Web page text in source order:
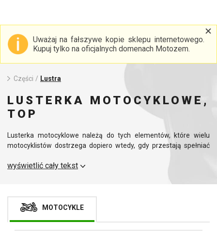
Uważaj na fałszywe kopie sklepu internetowego.
Kupuj tylko na oficjalnych domenach Motozem.
Części / Lustra
LUSTERKA MOTOCYKLOWE,
TOP
Lusterka motocyklowe należą do tych elementów, które wielu
motocyklistów dostrzega dopiero wtedy, gdy przestają spełniać
szybko zauważysz pojazd jadący za tobą, bezpiecznie zmienisz
Odpowiednie lusterka wsteczne do motocykla nie są zatem tylko
dodatkiem stylistycznym, ale ważnym elementem wyposażenia
każdego motocykla.
wyświetlić cały tekst
MOTOCYKLE